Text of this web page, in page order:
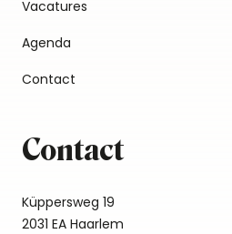
Vacatures
Agenda
Contact
Contact
Küppersweg 19
2031 EA Haarlem